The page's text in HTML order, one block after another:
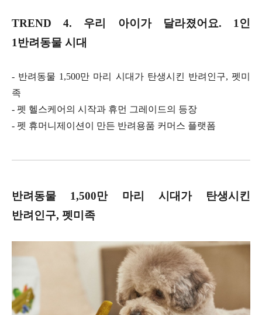
TREND 4. 우리 아이가 달라졌어요. 1 인
1 반려동물 시대
- 반려동물 1,500만 마리 시대가 탄생시킨 반려인구,펫미
족
- 펫 헬스케어의 시작과 휴먼 그레이드의 등장
- 펫 휴머니제이션이 만든 반려용품 커머스 플랫폼
반려동물 1,500만 마리 시대가 탄생시킨
반려인구, 펫미족